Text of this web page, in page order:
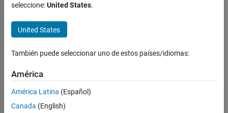
seleccione:United States.
United States
También puede seleccionar uno de estos países/idiomas:
América
América Latina (Español)
Canada (English)